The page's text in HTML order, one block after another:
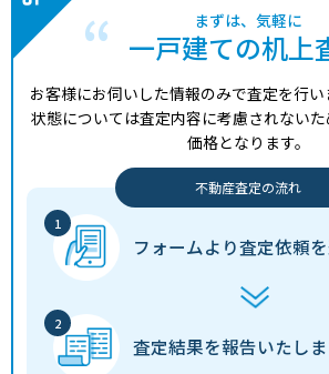
まずは、気軽に
一戸建ての机上
お客様にお伺いした情報のみで査定を行い
状態については査定内容に考慮されない
価格となります。
不動産査定の流れ
フォームより査定依頼
査定結果を報告いたし